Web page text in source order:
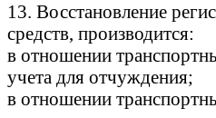
13. Восстановление
средств, производится:
в отношении
учета для отчуждения;
в отношении